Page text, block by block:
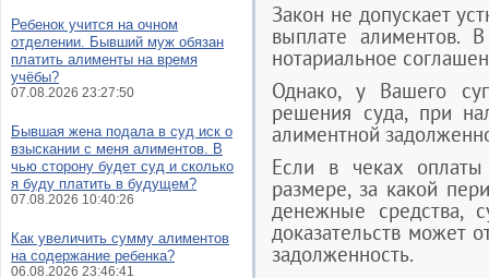
Закон не допускает
выплате алиментов.
нотариальное
Однако, у Вашего
решения суда, при
алиментной
Если в чеках
размере, за какой
денежные средства,
доказательств может
задолженность.
Ребенок учится на очном
отделении. Бывший муж обязан
платить алименты на время
учёбы?
07.08.2026 23:27:50
Бывшая жена подала в суд иск о
взыскании с меня алиментов. В
чью сторону будет суд и сколько
я буду платить в будущем?
07.08.2026 10:40:26
Как увеличить сумму алиментов
на содержание ребенка?
06.08.2026 23:46:41